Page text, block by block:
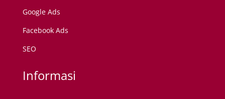
Google Ads
Facebook Ads
SEO
Informasi